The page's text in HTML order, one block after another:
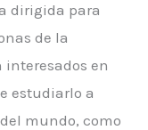
dirigida para
de la
en
estudiarlo a
mundo, como